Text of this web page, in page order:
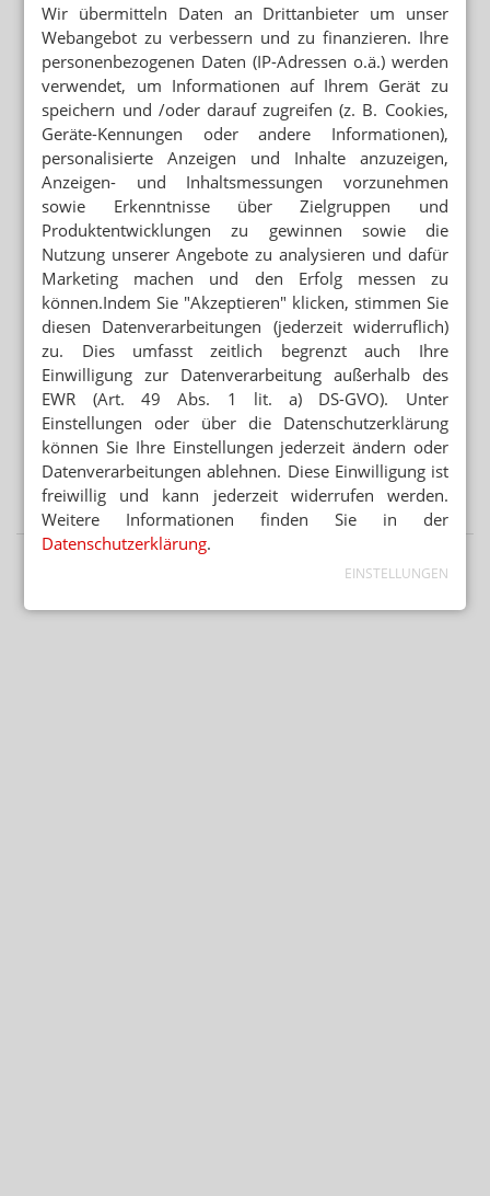
Wir übermitteln Daten an Drittanbieter um unser
Webangebot zu verbessern und zu finanzieren. Ihre
personenbezogenen Daten (IP-Adressen o.ä.) werden
verwendet, um Informationen auf Ihrem Gerät zu
speichern und /oder darauf zugreifen (z. B. Cookies,
Geräte-Kennungen oder andere Informationen),
personalisierte Anzeigen und Inhalte anzuzeigen,
Anzeigen- und Inhaltsmessungen vorzunehmen
sowie Erkenntnisse über Zielgruppen und
Produktentwicklungen zu gewinnen sowie die
Nutzung unserer Angebote zu analysieren und dafür
Marketing machen und den Erfolg messen zu
können.Indem Sie "Akzeptieren" klicken, stimmen Sie
diesen Datenverarbeitungen (jederzeit widerruflich)
zu. Dies umfasst zeitlich begrenzt auch Ihre
Einwilligung zur Datenverarbeitung außerhalb des
EWR (Art. 49 Abs. 1 lit. a) DS-GVO). Unter
Einstellungen oder über die Datenschutzerklärung
können Sie Ihre Einstellungen jederzeit ändern oder
Datenverarbeitungen ablehnen. Diese Einwilligung ist
freiwillig und kann jederzeit widerrufen werden.
Weitere Informationen finden Sie in der
Datenschutzerklärung.
EINSTELLUNGEN
Mehr zum Thema
„DIESE REGIERUNG MUSS WEG“
Protest gegen die Bundesregierung
ÜBER 240 FÄLLE
West-Nil-Fieber in Europa
MEHR HITZETOTE
Hitzeschutz: Was tut die Bundesregierung?
Mehr aus Ressort
EINE GESCHLOSSEN, ANDERE ÜBERNOMMEN
Jung-Inhaberin: „Vier Apotheken wieder voll gemacht“
45 PROZENT DER FÄLLE VERMEIDBAR
Demenz: Gedächtnis-Check in der Apotheke
NEM FÜR ERWACHSENDE VERABREICHT
Wieder Vitamin-D-Vergiftung bei Säugling